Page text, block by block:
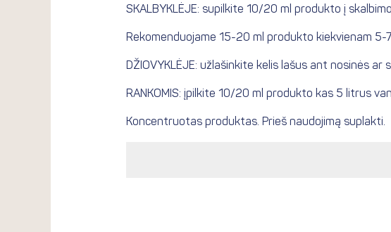
SKALBYKLĖJE: supilkite 10/20 ml produkto į
Rekomenduojame 15-20 ml produkto kiekvienam 5-
DŽIOVYKLĖJE: užlašinkite kelis lašus ant nosinės
RANKOMIS: įpilkite 10/20 ml produkto kas 5 litrus
Koncentruotas produktas. Prieš naudojimą suplakti.